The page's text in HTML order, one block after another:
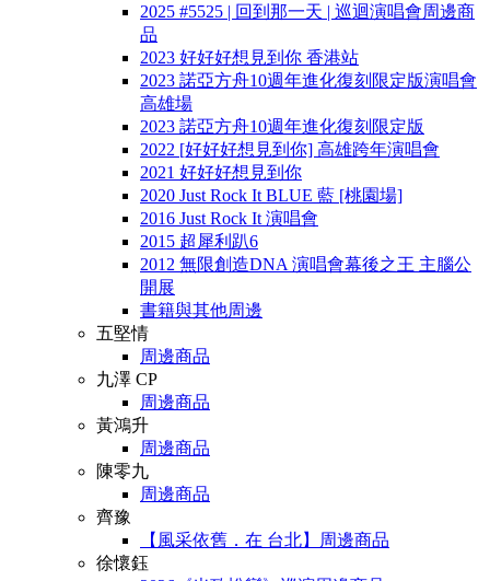
2025 #5525 | 回到那一天 | 巡迴演唱會周邊商
品
2023 好好好想見到你 香港站
2023 諾亞方舟10週年進化復刻限定版演唱會
高雄場
2023 諾亞方舟10週年進化復刻限定版
2022 [好好好想見到你] 高雄跨年演唱會
2021 好好好想見到你
2020 Just Rock It BLUE 藍 [桃園場]
2016 Just Rock It 演唱會
2015 超犀利趴6
2012 無限創造DNA 演唱會幕後之王 主腦公
開展
書籍與其他周邊
五堅情
周邊商品
九澤 CP
周邊商品
黃鴻升
周邊商品
陳零九
周邊商品
齊豫
【風采依舊．在 台北】周邊商品
徐懷鈺